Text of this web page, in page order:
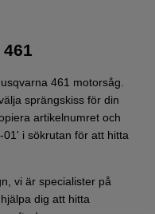
461 motorsåg.
sprängskiss för din
artikelnumret och
i sökrutan för att hitta
vi är specialister på
dig att hitta